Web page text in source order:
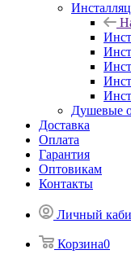
Душевые
Доставка
Оплата
Гарантия
Оптовикам
Контакты
Личный
Корзина0